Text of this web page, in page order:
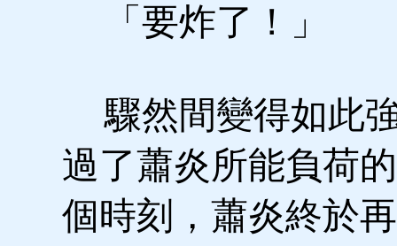
「要炸了！」
驟然間變得如此
過了蕭炎所能負荷
個時刻，蕭炎終於